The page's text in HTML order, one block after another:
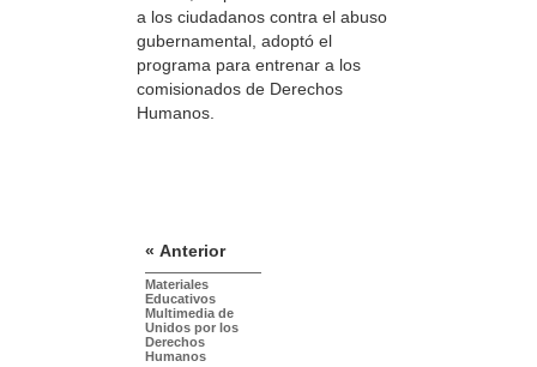
a los ciudadanos contra el abuso
gubernamental, adoptó el
programa para entrenar a los
comisionados de Derechos
Humanos.
« Anterior
Materiales
Educativos
Multimedia de
Unidos por los
Derechos
Humanos